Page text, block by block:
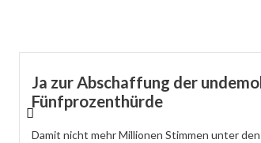
Ja zur Abschaffung der
Fünfprozenthürde
Damit nicht mehr Millionen Stimmen unter